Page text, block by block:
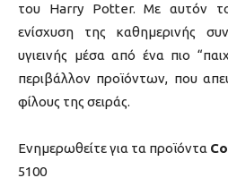
του Harry Potter. Με αυτόν
ενίσχυση της καθημερινής
υγιεινής μέσα από ένα πιο
περιβάλλον προϊόντων, που
φίλους της σειράς.
Ενημερωθείτε για τα προϊόντα
5100